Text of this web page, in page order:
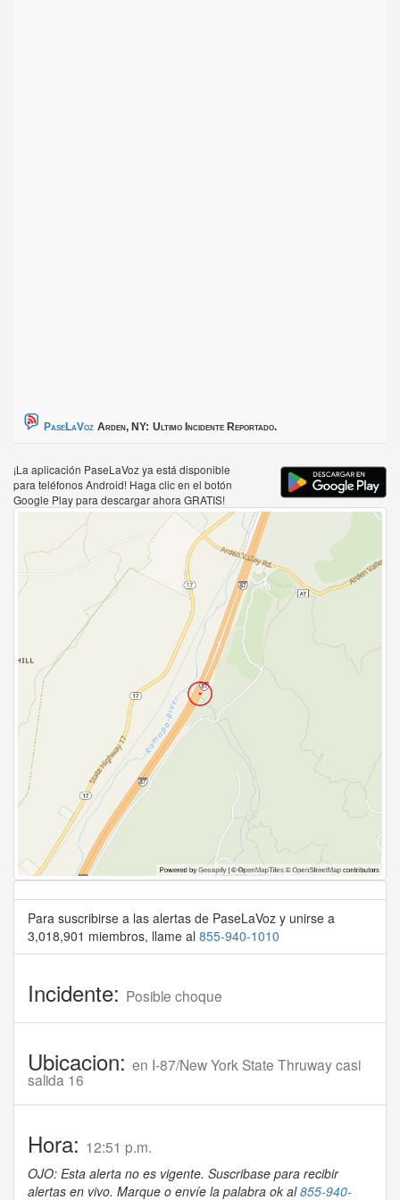
PaseLaVoz Arden, NY: Ultimo Incidente Reportado.
¡La aplicación PaseLaVoz ya está disponible
para teléfonos Android! Haga clic en el botón
Google Play para descargar ahora GRATIS!
Para suscribirse a las alertas de PaseLaVoz y unirse a
3,018,901 miembros, llame al 855-940-1010
Incidente: Posible choque
Ubicacion: en I-87/New York State Thruway casi
salida 16
Hora: 12:51 p.m.
OJO: Esta alerta no es vigente. Suscribase para recibir
alertas en vivo. Marque o envíe la palabra ok al855-940-